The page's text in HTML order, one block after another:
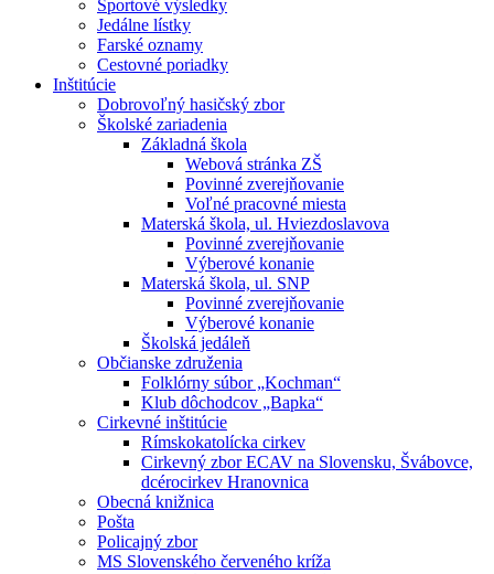
Športové výsledky
Jedálne lístky
Farské oznamy
Cestovné poriadky
Inštitúcie
Dobrovoľný hasičský zbor
Školské zariadenia
Základná škola
Webová stránka ZŠ
Povinné zverejňovanie
Voľné pracovné miesta
Materská škola, ul. Hviezdoslavova
Povinné zverejňovanie
Výberové konanie
Materská škola, ul. SNP
Povinné zverejňovanie
Výberové konanie
Školská jedáleň
Občianske združenia
Folklórny súbor „Kochman“
Klub dôchodcov „Bapka“
Cirkevné inštitúcie
Rímskokatolícka cirkev
Cirkevný zbor ECAV na Slovensku, Švábovce,
dcérocirkev Hranovnica
Obecná knižnica
Pošta
Policajný zbor
MS Slovenského červeného kríža